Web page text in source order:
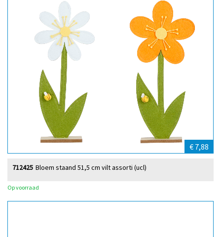
€ 7,88
Bloem staand 51,5 cm vilt assorti (ucl)
712425
Op voorraad